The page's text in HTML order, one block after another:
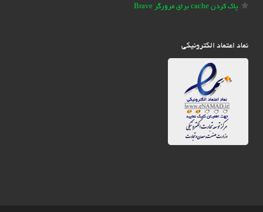
پاک کردن cache برای مرورگر Brave
نماد اعتماد الکترونیکی